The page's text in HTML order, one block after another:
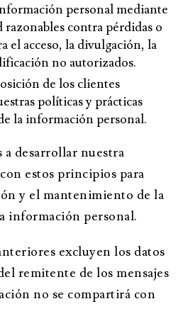
personal mediante
razonables contra pérdidas o
el acceso, la divulgación, la
no autorizados.
de los clientes
políticas y prácticas
la información personal.
desarrollar nuestra
estos principios para
y el mantenimiento de la
información personal.
excluyen los datos
remitente de los mensajes
no se compartirá con